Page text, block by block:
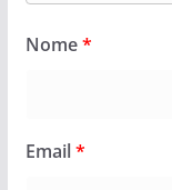
Nome*
Email*